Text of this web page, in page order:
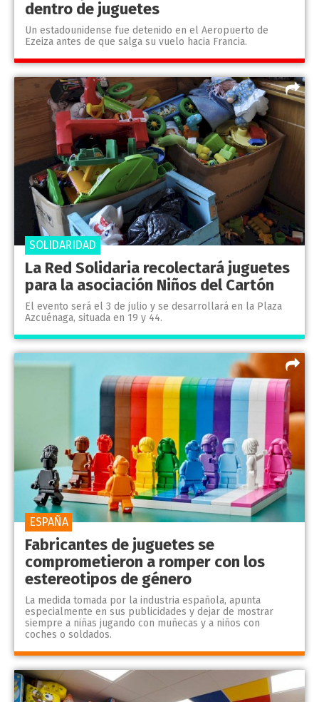
dentro de juguetes
Un estadounidense fue detenido en el Aeropuerto de
Ezeiza antes de que salga su vuelo hacia Francia.
La Red Solidaria recolectará juguetes
para la asociación Niños del Cartón
El evento será el 3 de julio y se desarrollará en la Plaza
Azcuénaga, situada en 19 y 44.
SOLIDARIDAD
Fabricantes de juguetes se
comprometieron a romper con los
estereotipos de género
La medida tomada por la industria española, apunta
especialmente en sus publicidades y dejar de mostrar
siempre a niñas jugando con muñecas y a niños con
coches o soldados.
ESPAÑA